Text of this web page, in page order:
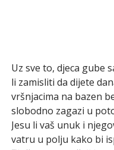
Uz sve to, djeca gube
li zamisliti da dijete
vršnjacima na bazen
slobodno zagazi u
Jesu li vaš unuk i
vatru u polju kako bi